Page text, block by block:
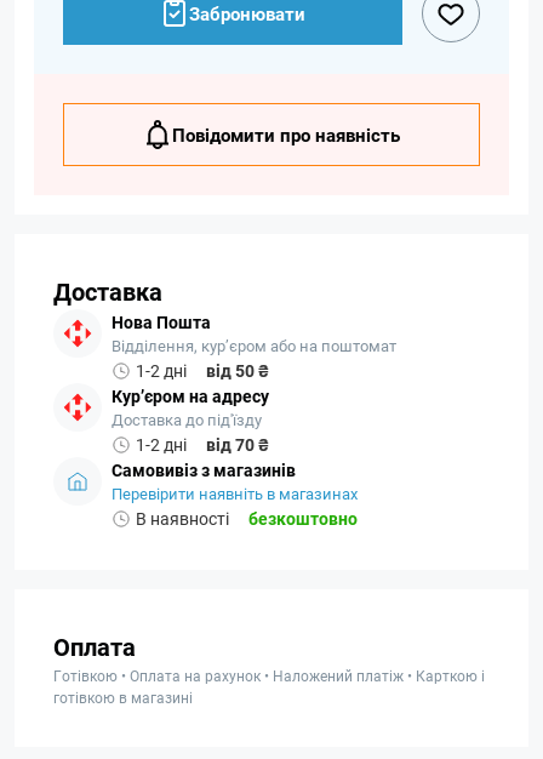
Забронювати
Повідомити про наявність
Доставка
Нова Пошта
Відділення, кур’єром або на поштомат
1-2 дні
від 50 ₴
Кур’єром на адресу
Доставка до під'їзду
1-2 дні
від 70 ₴
Самовивіз з магазинів
Перевірити наявніть в магазинах
В наявності безкоштовно
Оплата
Готівкою • Оплата на рахунок • Наложений платіж • Карткою і
готівкою в магазині